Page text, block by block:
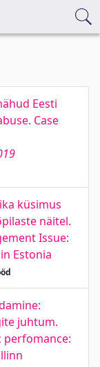
Eesti
Case
küsimus
näitel.
Issue:
Estonia
juhtum.
perfomance: